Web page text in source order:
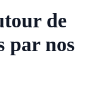
de
par nos